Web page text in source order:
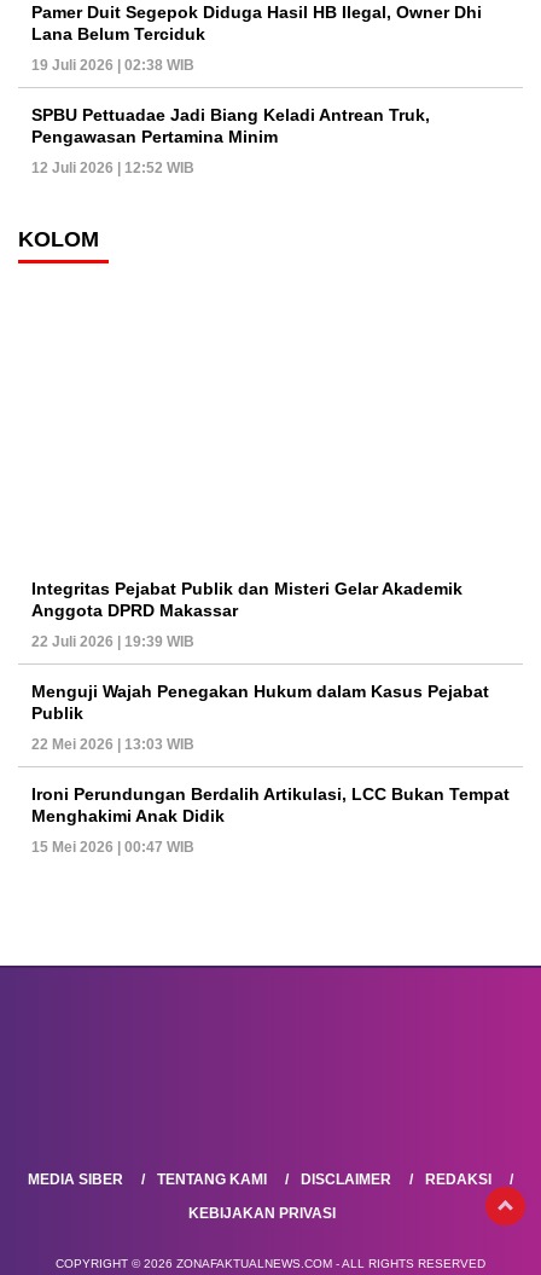
Pamer Duit Segepok Diduga Hasil HB Ilegal, Owner Dhi
Lana Belum Terciduk
19 Juli 2026 | 02:38 WIB
SPBU Pettuadae Jadi Biang Keladi Antrean Truk,
Pengawasan Pertamina Minim
12 Juli 2026 | 12:52 WIB
KOLOM
Integritas Pejabat Publik dan Misteri Gelar Akademik
Anggota DPRD Makassar
22 Juli 2026 | 19:39 WIB
Menguji Wajah Penegakan Hukum dalam Kasus Pejabat
Publik
22 Mei 2026 | 13:03 WIB
Ironi Perundungan Berdalih Artikulasi, LCC Bukan Tempat
Menghakimi Anak Didik
15 Mei 2026 | 00:47 WIB
MEDIA SIBER TENTANG KAMI DISCLAIMER
REDAKSI
KEBIJAKAN PRIVASI
COPYRIGHT © 2026 ZONAFAKTUALNEWS.COM - ALL RIGHTS RESERVED